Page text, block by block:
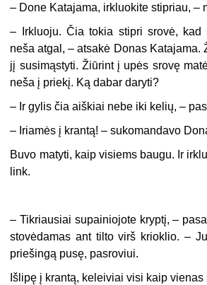
– Done Katajama, irkluokite stipriau, –
– Irkluoju. Čia tokia stipri srovė, kad
neša atgal, – atsakė Donas Katajama.
jį susimąstyti. Žiūrint į upės srovę
neša į priekį. Ką dabar daryti?
– Ir gylis čia aiškiai nebe iki kelių, –
– Iriamės į krantą! – sukomandavo
Buvo matyti, kaip visiems baugu. Ir
link.
– Tikriausiai supainiojote kryptį, –
stovėdamas ant tilto virš krioklio. –
priešingą pusę, pasroviui.
Išlipę į krantą, keleiviai visi kaip